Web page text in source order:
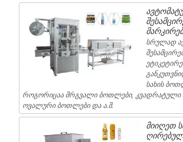
სრულად
სახის
როგორიცაა მრგვალი ბოთლები, კვადრატული
ოვალური ბოთლები და ა.შ.
მიიღეთ